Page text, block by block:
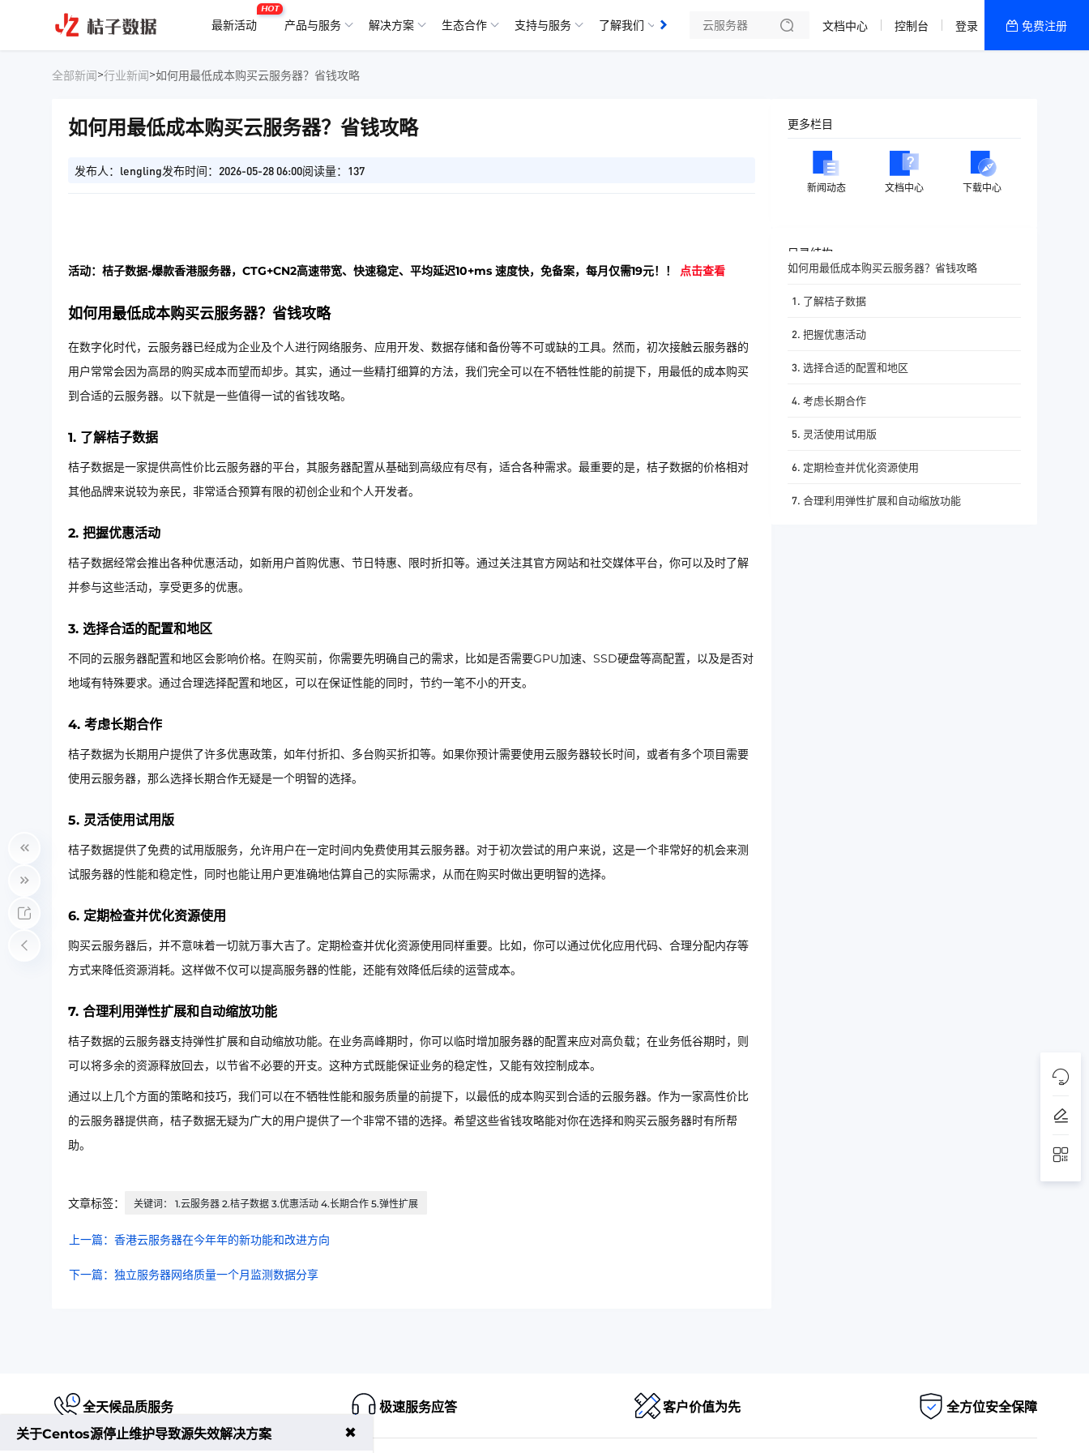
最新活动
HOT
产品与服务 解决方案 生态合作 支持与服务
了解我们
香港精品CN2云
文档中心 控制台 登录 免费注册
全部新闻>行业新闻>如何用最低成本购买云服务器？省钱攻略
如何用最低成本购买云服务器？省钱攻略
发布人：lengling发布时间：2026-05-28 06:00阅读量：137
活动：桔子数据-爆款香港服务器，CTG+CN2高速带宽、快速稳定、平均延迟10+ms 速度快，免备案，每月仅需19元！！ 点击查看
如何用最低成本购买云服务器？省钱攻略
在数字化时代，云服务器已经成为企业及个人进行网络服务、应用开发、数据存储和备份等不可或缺的工具。然而，初次接触云服务器的
用户常常会因为高昂的购买成本而望而却步。其实，通过一些精打细算的方法，我们完全可以在不牺牲性能的前提下，用最低的成本购买
到合适的云服务器。以下就是一些值得一试的省钱攻略。
1. 了解桔子数据
桔子数据是一家提供高性价比云服务器的平台，其服务器配置从基础到高级应有尽有，适合各种需求。最重要的是，桔子数据的价格相对
其他品牌来说较为亲民，非常适合预算有限的初创企业和个人开发者。
2. 把握优惠活动
桔子数据经常会推出各种优惠活动，如新用户首购优惠、节日特惠、限时折扣等。通过关注其官方网站和社交媒体平台，你可以及时了解
并参与这些活动，享受更多的优惠。
3. 选择合适的配置和地区
不同的云服务器配置和地区会影响价格。在购买前，你需要先明确自己的需求，比如是否需要GPU加速、SSD硬盘等高配置，以及是否对
地域有特殊要求。通过合理选择配置和地区，可以在保证性能的同时，节约一笔不小的开支。
4. 考虑长期合作
桔子数据为长期用户提供了许多优惠政策，如年付折扣、多台购买折扣等。如果你预计需要使用云服务器较长时间，或者有多个项目需要
使用云服务器，那么选择长期合作无疑是一个明智的选择。
5. 灵活使用试用版
桔子数据提供了免费的试用版服务，允许用户在一定时间内免费使用其云服务器。对于初次尝试的用户来说，这是一个非常好的机会来测
试服务器的性能和稳定性，同时也能让用户更准确地估算自己的实际需求，从而在购买时做出更明智的选择。
6. 定期检查并优化资源使用
购买云服务器后，并不意味着一切就万事大吉了。定期检查并优化资源使用同样重要。比如，你可以通过优化应用代码、合理分配内存等
方式来降低资源消耗。这样做不仅可以提高服务器的性能，还能有效降低后续的运营成本。
7. 合理利用弹性扩展和自动缩放功能
桔子数据的云服务器支持弹性扩展和自动缩放功能。在业务高峰期时，你可以临时增加服务器的配置来应对高负载；在业务低谷期时，则
可以将多余的资源释放回去，以节省不必要的开支。这种方式既能保证业务的稳定性，又能有效控制成本。
通过以上几个方面的策略和技巧，我们可以在不牺牲性能和服务质量的前提下，以最低的成本购买到合适的云服务器。作为一家高性价比
的云服务器提供商，桔子数据无疑为广大的用户提供了一个非常不错的选择。希望这些省钱攻略能对你在选择和购买云服务器时有所帮
助。
文章标签： 关键词： 1.云服务器 2.桔子数据 3.优惠活动 4.长期合作 5.弹性扩展
上一篇：香港云服务器在今年年的新功能和改进方向
下一篇：独立服务器网络质量一个月监测数据分享
更多栏目
新闻动态 文档中心 下载中心
目录结构
如何用最低成本购买云服务器？省钱攻略
1. 了解桔子数据
2. 把握优惠活动
3. 选择合适的配置和地区
4. 考虑长期合作
5. 灵活使用试用版
6. 定期检查并优化资源使用
7. 合理利用弹性扩展和自动缩放功能
全天候品质服务 极速服务应答 客户价值为先
全方位安全保障
关于Centos源停止维护导致源失效解决方案
✖